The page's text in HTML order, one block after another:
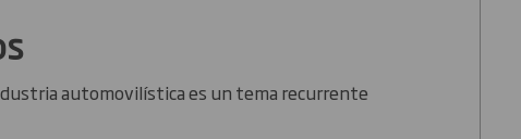
automovilística es un tema recurrente